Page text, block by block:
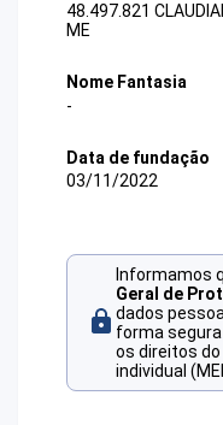
48.497.821
ME
Nome Fantasia
-
Data de fundação
03/11/2022
Informamos
Geral de
dados
forma
os direitos
individual